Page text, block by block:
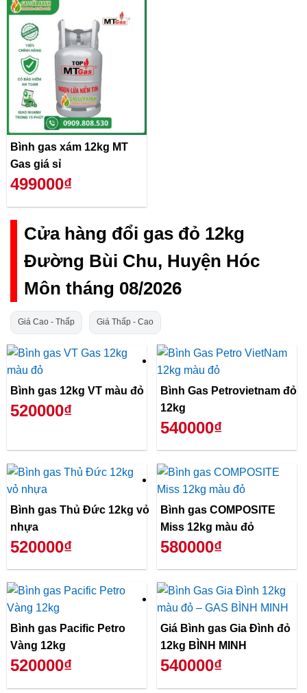
Bình gas xám 12kg MT
Gas giá sỉ
499000₫
Cửa hàng đổi gas đỏ 12kg
Đường Bùi Chu, Huyện Hóc
Môn tháng 08/2026
Giá Cao - Thấp Giá Thấp - Cao
Bình gas 12kg VT màu đỏ
520000₫
Bình Gas Petrovietnam đỏ
12kg
540000₫
Bình gas Thủ Đức 12kg vỏ
nhựa
520000₫
Bình gas COMPOSITE
Miss 12kg màu đỏ
580000₫
Bình gas Pacific Petro
Vàng 12kg
520000₫
Giá Bình gas Gia Đình đỏ
12kg BÌNH MINH
540000₫